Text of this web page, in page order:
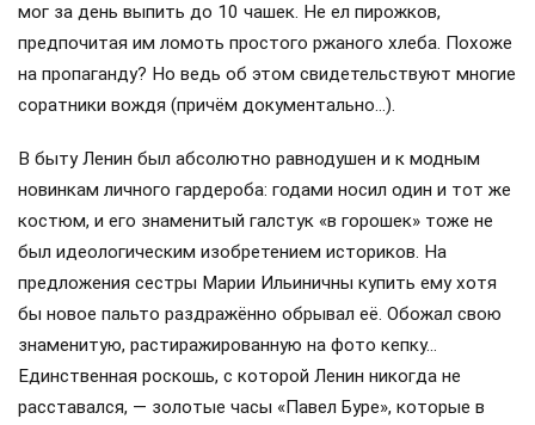
мог за день выпить до 10 чашек. Не ел пирожков,
предпочитая им ломоть простого ржаного хлеба. Похоже
на пропаганду? Но ведь об этом свидетельствуют многие
соратники вождя (причём документально…).
В быту Ленин был абсолютно равнодушен и к модным
новинкам личного гардероба: годами носил один и тот же
костюм, и его знаменитый галстук «в горошек» тоже не
был идеологическим изобретением историков. На
предложения сестры Марии Ильиничны купить ему хотя
бы новое пальто раздражённо обрывал её. Обожал свою
знаменитую, растиражированную на фото кепку…
Единственная роскошь, с которой Ленин никогда не
расставался, — золотые часы «Павел Буре», которые в